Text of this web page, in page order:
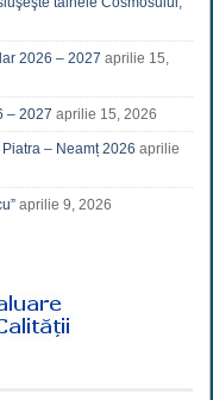
2026 – 2027 aprilie 15,
– 2027 aprilie 15, 2026
– Neamț 2026 aprilie
aprilie 9, 2026